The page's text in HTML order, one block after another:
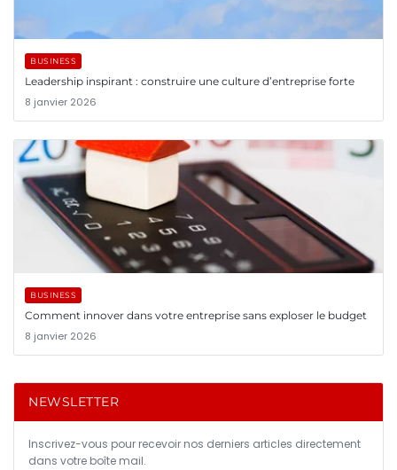
BUSINESS
Leadership inspirant : construire une culture d’entreprise forte
8 janvier 2026
BUSINESS
Comment innover dans votre entreprise sans exploser le budget
8 janvier 2026
NEWSLETTER
Inscrivez-vous pour recevoir nos derniers articles directement
dans votre boîte mail.